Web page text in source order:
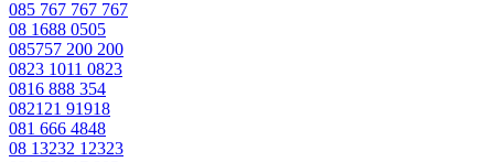
085 767 767 767
08 1688 0505
085757 200 200
0823 1011 0823
0816 888 354
082121 91918
081 666 4848
08 13232 12323